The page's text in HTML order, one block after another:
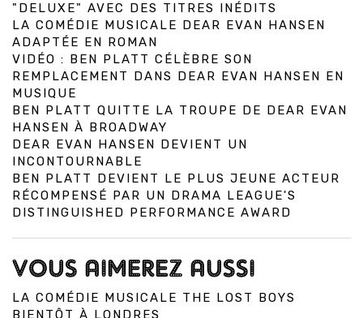
"DELUXE" AVEC DES TITRES INÉDITS
LA COMÉDIE MUSICALE DEAR EVAN HANSEN
ADAPTÉE EN ROMAN
VIDÉO : BEN PLATT CÉLÈBRE SON
REMPLACEMENT DANS DEAR EVAN HANSEN EN
MUSIQUE
BEN PLATT QUITTE LA TROUPE DE DEAR EVAN
HANSEN À BROADWAY
DEAR EVAN HANSEN DEVIENT UN
INCONTOURNABLE
BEN PLATT DEVIENT LE PLUS JEUNE ACTEUR
RÉCOMPENSÉ PAR UN DRAMA LEAGUE'S
DISTINGUISHED PERFORMANCE AWARD
VOUS AIMEREZ AUSSI
LA COMÉDIE MUSICALE THE LOST BOYS
BIENTÔT À LONDRES